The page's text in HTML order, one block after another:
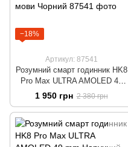
−18%
Артикул: 87541
Розумний смарт годинник HK8
Pro Max ULTRA AMOLED 49
mm Наручний безрамковий
годинник з бездротовою
зарядкою та підтримкою
української мови Чорний
1 950 грн 2 380 грн